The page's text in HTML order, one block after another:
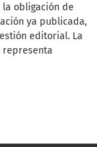
la obligación de
ya publicada,
editorial. La
representa